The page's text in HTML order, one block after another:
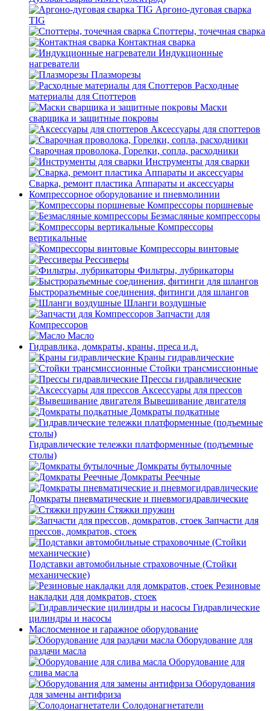
Аргоно-дуговая сварка
TIG
Споттеры, точечная сварка
Контактная сварка
Индукционные
нагреватели
Плазморезы
Расходные
материалы для Споттеров
Маски
сварщика и защитные покровы
Аксессуары для споттеров
Сварочная проволока, Горелки, сопла, расходники
Инструменты для сварки
Сварка, ремонт пластика Аппараты и аксессуары
Компрессорное оборудование и пневмолинии
Компрессоры поршневые
Безмасляные компрессоры
Компрессоры
вертикальные
Компрессоры винтовые
Рессиверы
Фильтры, лубрикаторы
Быстроразъемные соединения, фитинги для шлангов
Шланги воздушные
Запчасти для
Компрессоров
Масло
Гидравлика, домкраты, краны, преса и.д.
Краны гидравлические
Стойки трансмиссионные
Прессы гидравлические
Аксессуары для прессов
Вывешивание двигателя
Домкраты подкатные
Гидравлические тележки платформенные (подъемные
столы)
Домкраты бутылочные
Домкраты Реечные
Домкраты пневматические и пневмогидравлические
Стяжки пружин
Запчасти для
прессов, домкратов, стоек
Подставки автомобильные страховочные (Стойки
механические)
Резиновые
накладки для домкратов, стоек
Гидравлические
цилиндры и насосы
Маслосменное и гаражное оборудование
Оборудование для
раздачи масла
Оборудование для
слива масла
Оборудования
для замены антифриза
Солодонагнетатели